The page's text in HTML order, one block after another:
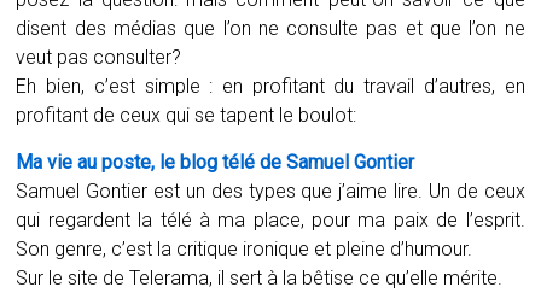
disent des médias que l’on ne consulte pas et que l’on ne
veut pas consulter?
Eh bien, c’est simple : en profitant du travail d’autres, en
profitant de ceux qui se tapent le boulot:
Ma vie au poste, le blog télé de Samuel Gontier
Samuel Gontier est un des types que j’aime lire. Un de ceux
qui regardent la télé à ma place, pour ma paix de l’esprit.
Son genre, c’est la critique ironique et pleine d’humour.
Sur le site de Telerama, il sert à la bêtise ce qu’elle mérite.